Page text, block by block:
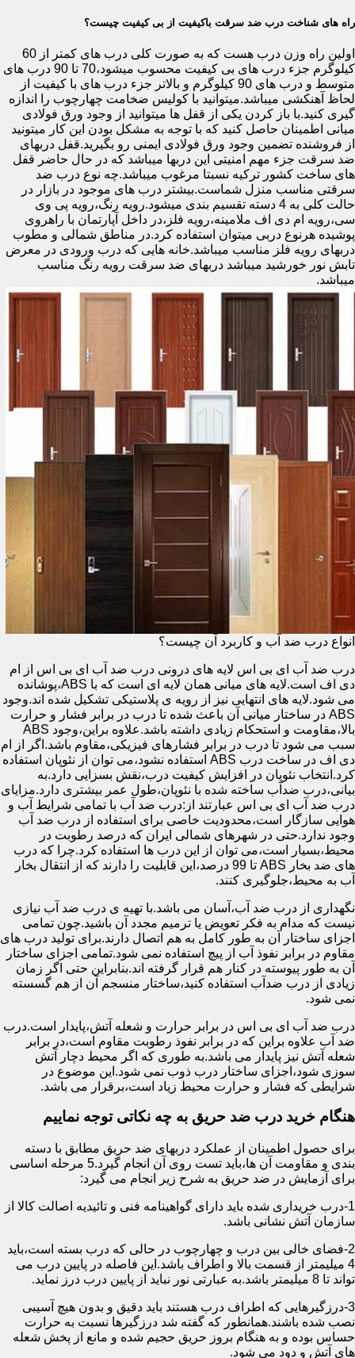
راه های شناخت درب ضد سرقت باکیفیت از بی کیفیت چیست؟
اولین راه وزن درب هست که به صورت کلی درب های کمتر از 60
کیلوگرم جزء درب های بی کیفیت محسوب میشود،70 تا 90 درب های
متوسط و درب های 90 کیلوگرم و بالاتر جزء درب های با کیفیت از
لحاظ آهنکشی میباشد.میتوانید با کولیس ضخامت چهارچوب را اندازه
گیری کنید.با باز کردن یکی از قفل ها میتوانید از وجود ورق فولادی
میانی اطمینان حاصل کنید که با توجه به مشکل بودن این کار میتونید
از فروشنده تضمین وجود ورق فولادی ایمنی رو بگیرید.قفل دربهای
ضد سرقت جزء مهم امنیتی این دربها میباشد که در حال حاضر قفل
های ساخت کشور ترکیه نسبتا مرغوب میباشد.چه نوع درب ضد
سرقتی مناسب منزل شماست.بیشتر درب های موجود در بازار در
حالت کلی به 4 دسته تقسیم بندی میشود.رویه رنگ،رویه پی وی
سی،رویه ام دی اف ملامینه،رویه فلز،در داخل آپارتمان با راهروی
پوشیده هرنوع دربی میتوان استفاده کرد.در مناطق شمالی و مطوب
دربهای رویه فلز مناسب میباشد.خانه هایی که درب ورودی در معرض
تابش نور خورشید میباشد دربهای ضد سرقت رویه رنگ مناسب
میباشد.
انواع درب ضد آب و کاربرد آن چیست؟
درب ضد آب ای بی اس لایه های درونی درب ضد آب ای بی اس از ام
دی اف است.لایه های میانی همان لایه ای است که با ABS،پوشانده
می شود.لایه های انتهایی نیز از رویه ی پلاستیکی تشکیل شده اند.وجود
ABS در ساختار میانی آن باعث شده تا درب در برابر فشار و حرارت
بالا،مقاومت و استحکام زیادی داشته باشد.علاوه براین،وجود ABS
سبب می شود تا درب در برابر فشارهای فیزیکی،مقاوم باشد.اگر از ام
دی اف در ساخت درب ABS استفاده نشود،می توان از نئوپان استفاده
کرد.انتخاب نئوپان در افزایش کیفیت درب،نقش بسزایی دارد.به
بیانی،درب ضدآب ساخته شده با نئوپان،طول عمر بیشتری دارد.مزایای
درب ضد آب ای بی اس عبارتند از:درب ضد آب با تمامی شرایط آب و
هوایی سازگار است،محدودیت خاصی برای استفاده از درب ضد آب
وجود ندارد.حتی در شهرهای شمالی ایران که درصد رطوبت در
محیط،بسیار است،می توان از این درب ها استفاده کرد.چرا که درب
های ضد بخار ABS تا 99 درصد،این قابلیت را دارند که از انتقال بخار
آب به محیط،جلوگیری کنند.
نگهداری از درب ضد آب،آسان می باشد.با تهیه ی درب ضد آب نیازی
نیست که مدام به فکر تعویض یا ترمیم مجدد آن باشید.چون تمامی
اجزای ساختار آن به طور کامل به هم اتصال دارند.برای تولید درب های
مقاوم در برابر نفوذ آب از پیچ استفاده نمی شود.تمامی اجزای ساختار
آن به طور پیوسته در کنار هم قرار گرفته اند.بنابراین حتی اگر زمان
زیادی از درب ضدآب استفاده کنید،ساختار منسجم آن از هم گسسته
نمی شود.
درب ضد آب ای بی اس در برابر حرارت و شعله آتش،پایدار است.درب
ضد آب علاوه براین که در برابر نفوذ رطوبت مقاوم است،در برابر
شعله آتش نیز پایدار می باشد.به طوری که اگر محیط دچار آتش
سوزی شود،اجزای ساختار درب ذوب نمی شود.این موضوع در
شرایطی که فشار و حرارت محیط زیاد است،برقرار می باشد.
هنگام خرید درب ضد حریق به چه نکاتی توجه نماییم
برای حصول اطمینان از عملکرد دربهای ضد حریق مطابق با دسته
بندی و مقاومت آن ها،باید تست روی آن انجام گیرد.5 مرحله اساسی
برای آزمایش در ضد حریق به شرح زیر انجام می گیرد:
1-درب خریداری شده باید دارای گواهینامه فنی و تائیدیه اصالت کالا از
سازمان آتش نشانی باشد.
2-فضای خالی بین درب و چهارچوب در حالی که درب بسته است،باید
4 میلیمتر از قسمت بالا و اطراف باشد.این فاصله در پایین درب می
تواند تا 8 میلیمتر باشد.به عبارتی نور نباید از پایین درب درز نماید.
3-درزگیرهایی که اطراف درب هستند باید دقیق و بدون هیچ آسیبی
نصب شده باشند.همانطور که گفته شد درزگیرها نسبت به حرارت
حساس بوده و به هنگام بروز حریق حجیم شده و مانع از پخش شعله
های آتش و دود می شود.